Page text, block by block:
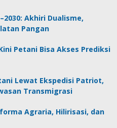
Akhiri Dualisme,
Pangan
Petani Bisa Akses Prediksi
Lewat Ekspedisi Patriot,
Transmigrasi
Agraria, Hilirisasi, dan